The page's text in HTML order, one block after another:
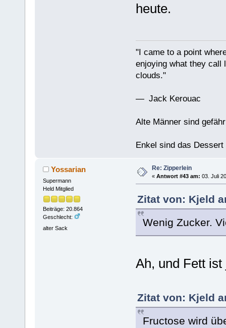
heute.
"I came to a point
enjoying what they call
clouds."
— Jack Kerouac
Alte Männer sind
Enkel sind das Dessert
Yossarian
Supermann
Held Mitglied
Beiträge: 20.864
Geschlecht:
alter Sack
Re: Zipperlein
« Antwort #43 am: 03. Juli
Zitat von: Kjeld
Wenig Zucker.
Ah, und Fett
Zitat von: Kjeld
Fructose wird